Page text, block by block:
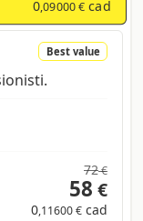
0,09000 € cad
Best value
72€
58 €
0,11600 € cad